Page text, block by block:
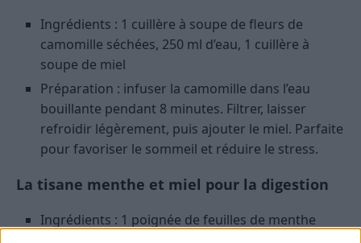
Ingrédients : 1 cuillère à soupe de fleurs de
camomille séchées, 250 ml d’eau, 1 cuillère à
soupe de miel
Préparation : infuser la camomille dans l’eau
bouillante pendant 8 minutes. Filtrer, laisser
refroidir légèrement, puis ajouter le miel. Parfaite
pour favoriser le sommeil et réduire le stress.
La tisane menthe et miel pour la digestion
Ingrédients : 1 poignée de feuilles de menthe